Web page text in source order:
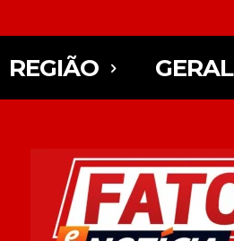
REGIÃO GERAL